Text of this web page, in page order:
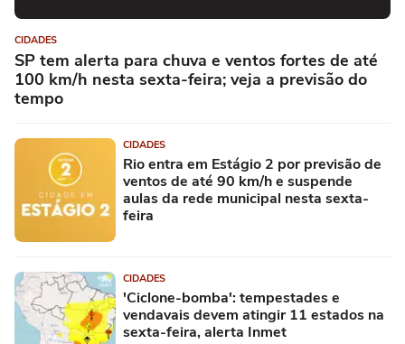
CIDADES
SP tem alerta para chuva e ventos fortes de até
100 km/h nesta sexta-feira; veja a previsão do
tempo
CIDADES
Rio entra em Estágio 2 por previsão de
ventos de até 90 km/h e suspende
aulas da rede municipal nesta sexta-
feira
CIDADES
'Ciclone-bomba': tempestades e
vendavais devem atingir 11 estados na
sexta-feira, alerta Inmet